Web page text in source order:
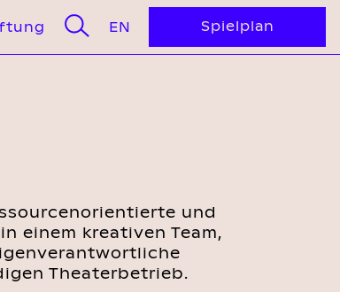
EN Spielplan
und
einem kreativen Team,
Theaterbetrieb.